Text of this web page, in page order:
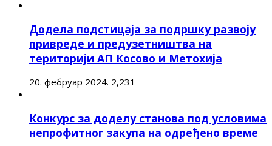
Додела подстицаја за подршку развоју
привреде и предузетништва на
територији АП Косово и Метохија
20. фебруар 2024. 2,231
Конкурс за доделу станова под условима
непрофитног закупа на одређено време